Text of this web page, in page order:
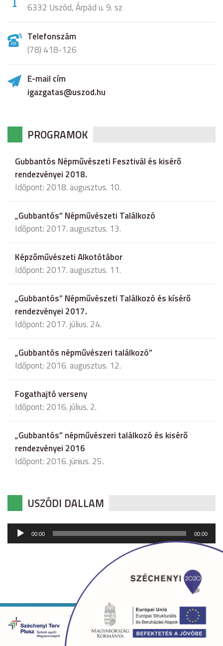
6332 Uszód, Árpád u. 9. sz
Telefonszám
(78) 418-126
E-mail cím
igazgatas@uszod.hu
PROGRAMOK
Gubbantós Népművészeti Fesztivál és kisérő
rendezvényei 2018.
Időpont: 2018. augusztus. 10.
„Gubbantós” Népművészeti Találkozó
Időpont: 2017. augusztus. 13.
Képzőművészeti Alkotótábor
Időpont: 2017. augusztus. 11.
„Gubbantós” Népművészeti Találkozó és kísérő
rendezvényei 2017.
Időpont: 2017. július. 24.
„Gubbantós népművészeri találkozó”
Időpont: 2016. augusztus. 12.
Fogathajtó verseny
Időpont: 2016. július. 2.
„Gubbantós” népművészeri találkozó és kisérő
rendezvényei 2016
Időpont: 2016. június. 25.
USZÓDI DALLAM
Audió
lejátszó
00:00 00:00
Copyright © 2026 uszod.hu Minden jog fenntartva. •
Készítette:fridrik.me